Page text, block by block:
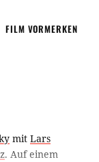
Einer seiner
FILM VORMERKEN
mit Lars
. Auf einem